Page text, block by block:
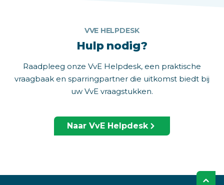
VVE HELPDESK
Hulp nodig?
Raadpleeg onze VvE Helpdesk, een praktische
vraagbaak en sparringpartner die uitkomst biedt bij
uw VvE vraagstukken.
Naar VvE Helpdesk